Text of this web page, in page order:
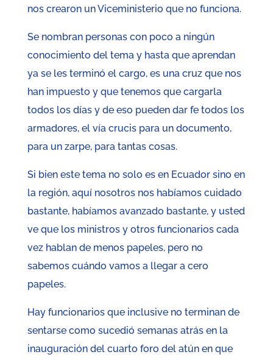
nos crearon un Viceministerio que no funciona.
Se nombran personas con poco a ningún
conocimiento del tema y hasta que aprendan
ya se les terminó el cargo, es una cruz que nos
han impuesto y que tenemos que cargarla
todos los días y de eso pueden dar fe todos los
armadores, el vía crucis para un documento,
para un zarpe, para tantas cosas.
Si bien este tema no solo es en Ecuador sino en
la región, aquí nosotros nos habíamos cuidado
bastante, habíamos avanzado bastante, y usted
ve que los ministros y otros funcionarios cada
vez hablan de menos papeles, pero no
sabemos cuándo vamos a llegar a cero
papeles.
Hay funcionarios que inclusive no terminan de
sentarse como sucedió semanas atrás en la
inauguración del cuarto foro del atún en que